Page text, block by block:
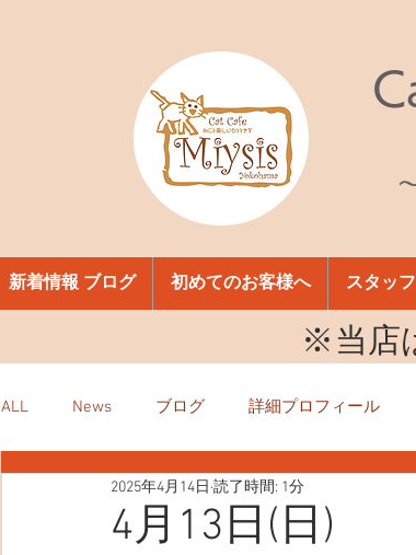
新着情報 ブログ 初めてのお客様へ スタッ
​※当店
ALL News ブログ 詳細プロフィール
4月13日(日)
2025年4月14日 読了時間: 1分